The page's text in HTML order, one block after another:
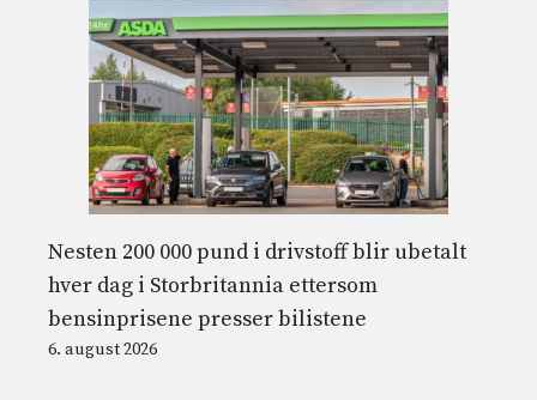
Nesten 200 000 pund i drivstoff blir ubetalt
hver dag i Storbritannia ettersom
bensinprisene presser bilistene
6. august 2026